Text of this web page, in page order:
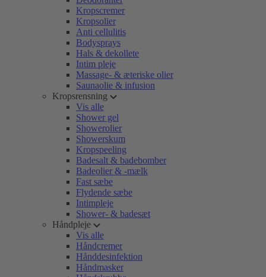
Kropscremer
Kropsolier
Anti cellulitis
Bodysprays
Hals & dekollete
Intim pleje
Massage- & æteriske olier
Saunaolie & infusion
Kropsrensning
Vis alle
Shower gel
Showerolier
Showerskum
Kropspeeling
Badesalt & badebomber
Badeolier & -mælk
Fast sæbe
Flydende sæbe
Intimpleje
Shower- & badesæt
Håndpleje
Vis alle
Håndcremer
Hånddesinfektion
Håndmasker